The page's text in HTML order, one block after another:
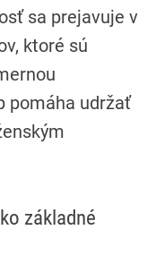
sa prejavuje v
ktoré sú
pomáha udržať
základné